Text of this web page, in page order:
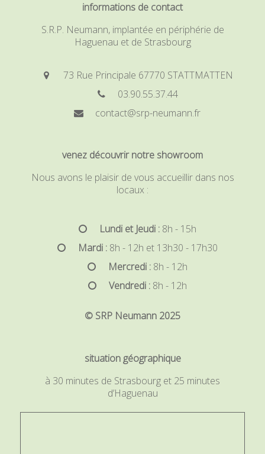
informations de contact
S.R.P. Neumann, implantée en périphérie de
Haguenau et de Strasbourg
73 Rue Principale 67770 STATTMATTEN
03.90.55.37.44
contact@srp-neumann.fr
venez découvrir notre showroom
Nous avons le plaisir de vous accueillir dans nos
locaux :
Lundi et Jeudi : 8h - 15h
Mardi : 8h - 12h et 13h30 - 17h30
Mercredi : 8h - 12h
Vendredi : 8h - 12h
© SRP Neumann 2025
situation géographique
à 30 minutes de Strasbourg et 25 minutes
d’Haguenau